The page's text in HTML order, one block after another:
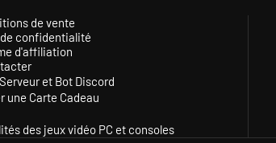
de vente
confidentialité
d'affiliation
et Bot Discord
une Carte Cadeau
des jeux vidéo PC et consoles